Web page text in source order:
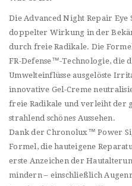
Die Advanced Night Repair Eye
doppelter Wirkung in der
durch freie Radikale. Die
FR-Defense™-Technologie, die
Umwelteinflüsse ausgelöste
innovative Gel-Creme
freie Radikale und verleiht der
strahlend schönes Aussehen.
Dank der Chronolux™ Power
Formel, die hauteigene
erste Anzeichen der
mindern – einschließlich